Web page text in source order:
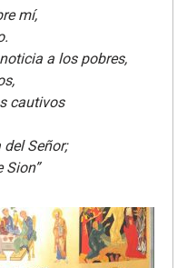
mí,
a los pobres,
cautivos
Señor;
Sion”